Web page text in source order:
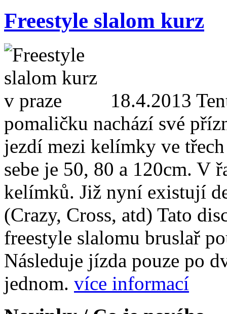
Freestyle slalom kurz
18.4.2013
pomaličku nachází své
jezdí mezi kelímky ve
sebe je 50, 80 a 120cm. V
kelímků. Již nyní existují
(Crazy, Cross, atd) Tato
freestyle slalomu bruslař
Následuje jízda pouze po
jednom. více informací